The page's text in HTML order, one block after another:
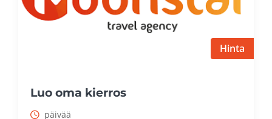
Hinta
Luo oma kierros
päivää